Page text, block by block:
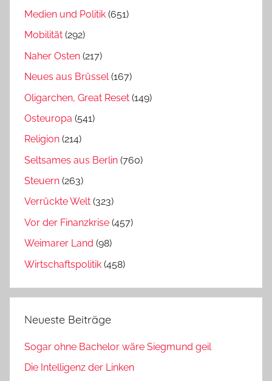
Medien und Politik (651)
Mobilität (292)
Naher Osten (217)
Neues aus Brüssel(167)
Oligarchen, Great Reset (149)
Osteuropa (541)
Religion (214)
Seltsames aus Berlin (760)
Steuern (263)
Verrückte Welt (323)
Vor der Finanzkrise (457)
Weimarer Land (98)
Wirtschaftspolitik (458)
Neueste Beiträge
Sogar ohne Bachelor wäre Siegmund geil
Die Intelligenz der Linken